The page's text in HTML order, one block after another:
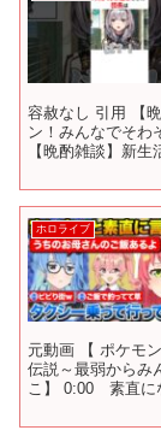
容赦なし 引用 【
ン！みんなでそわ
【晩酌雑談】新
ホロライブ
元動画 【 ポケモ
伝説～最弱からみ
こ】 0:00 素直に